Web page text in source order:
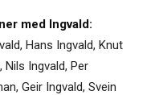
med Ingvald:
Hans Ingvald, Knut
Nils Ingvald, Per
Geir Ingvald, Svein